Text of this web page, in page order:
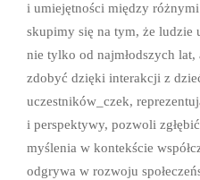
i umiejętności między
skupimy się na tym, że ludzie
nie tylko od najmłodszych
zdobyć dzięki interakcji z
uczestników_czek,
i perspektywy, pozwoli
myślenia w kontekście
odgrywa w rozwoju